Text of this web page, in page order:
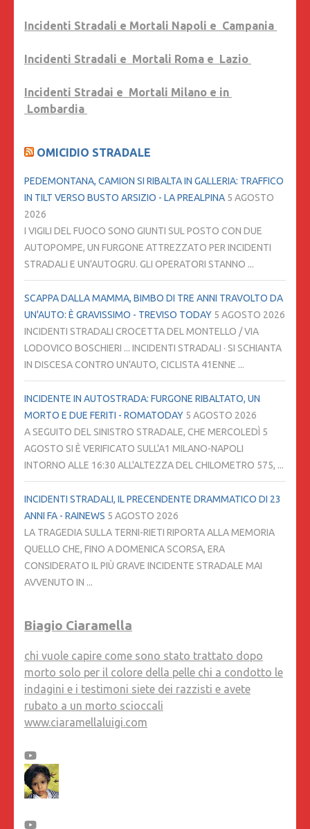
Incidenti Stradali e Mortali Napoli e Campania
Incidenti Stradali e Mortali Roma e Lazio
Incidenti Stradai e Mortali Milano e in
Lombardia
OMICIDIO STRADALE
PEDEMONTANA, CAMION SI RIBALTA IN GALLERIA: TRAFFICO
IN TILT VERSO BUSTO ARSIZIO - LA PREALPINA 5 AGOSTO
2026
I VIGILI DEL FUOCO SONO GIUNTI SUL POSTO CON DUE
AUTOPOMPE, UN FURGONE ATTREZZATO PER INCIDENTI
STRADALI E UN'AUTOGRU. GLI OPERATORI STANNO ...
SCAPPA DALLA MAMMA, BIMBO DI TRE ANNI TRAVOLTO DA
UN'AUTO: È GRAVISSIMO - TREVISO TODAY 5 AGOSTO 2026
INCIDENTI STRADALI CROCETTA DEL MONTELLO / VIA
LODOVICO BOSCHIERI ... INCIDENTI STRADALI · SI SCHIANTA
IN DISCESA CONTRO UN'AUTO, CICLISTA 41ENNE ...
INCIDENTE IN AUTOSTRADA: FURGONE RIBALTATO, UN
MORTO E DUE FERITI - ROMATODAY 5 AGOSTO 2026
A SEGUITO DEL SINISTRO STRADALE, CHE MERCOLEDÌ 5
AGOSTO SI È VERIFICATO SULL'A1 MILANO-NAPOLI
INTORNO ALLE 16:30 ALL'ALTEZZA DEL CHILOMETRO 575, ...
INCIDENTI STRADALI, IL PRECENDENTE DRAMMATICO DI 23
ANNI FA - RAINEWS 5 AGOSTO 2026
LA TRAGEDIA SULLA TERNI-RIETI RIPORTA ALLA MEMORIA
QUELLO CHE, FINO A DOMENICA SCORSA, ERA
CONSIDERATO IL PIÙ GRAVE INCIDENTE STRADALE MAI
AVVENUTO IN ...
Biagio Ciaramella
chi vuole capire come sono stato trattato dopo
morto solo per il colore della pelle chi a condotto le
indagini e i testimoni siete dei razzisti e avete
rubato a un morto scioccali
www.ciaramellaluigi.com